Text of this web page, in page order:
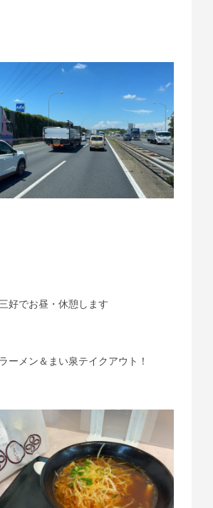
三好でお昼・休憩します
ーメン＆まい泉テイクアウト！